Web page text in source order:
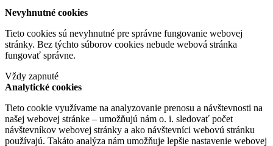
Nevyhnutné cookies
Tieto cookies sú nevyhnutné pre správne fungovanie webovej
stránky. Bez týchto súborov cookies nebude webová stránka
fungovať správne.
Vždy zapnuté
Analytické cookies
Tieto cookie využívame na analyzovanie prenosu a návštevnosti na
našej webovej stránke – umožňujú nám o. i. sledovať počet
návštevníkov webovej stránky a ako návštevníci webovú stránku
používajú. Takáto analýza nám umožňuje lepšie nastavenie webovej